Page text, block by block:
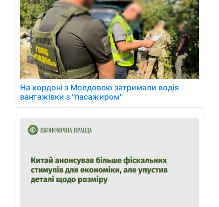
На кордоні з Молдовою затримали водія
вантажівки з "пасажиром"